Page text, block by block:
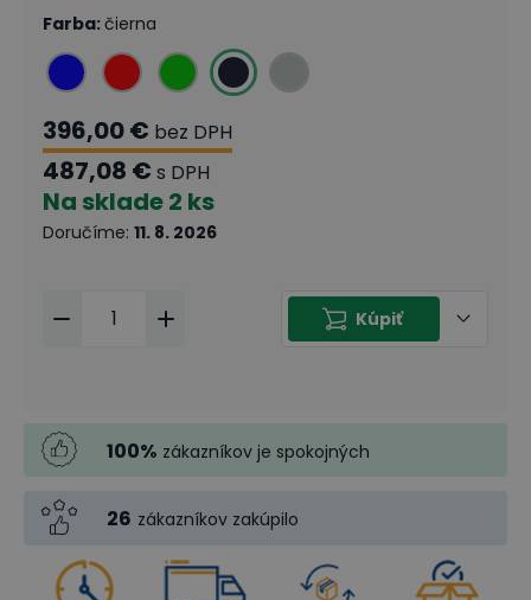
Farba:čierna
396,00 € bez DPH
487,08 € s DPH
Na sklade2 ks
Doručíme: 11. 8. 2026
Kúpiť
100% zákazníkov je spokojných
26 zákazníkov zakúpilo